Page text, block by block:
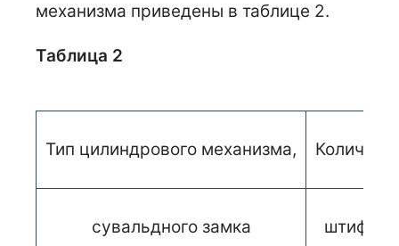
механизма приведены в таблице 2.
Таблица 2
Тип цилиндрового механизма,
сувальдного замка штифтов